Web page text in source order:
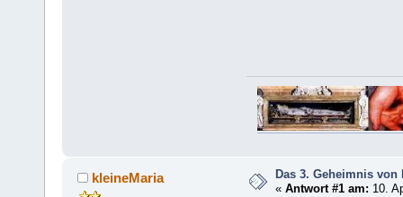
kleineMaria
Das 3. Geheimnis von
«Antwort #1 am: 10.